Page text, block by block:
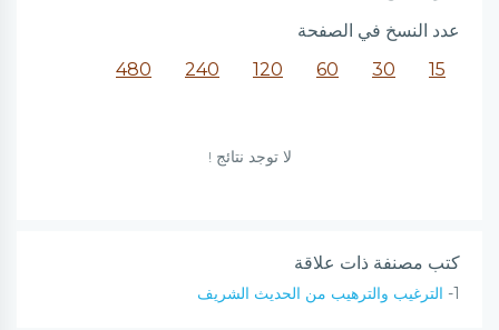
عدد النسخ في الصفحة
15
30
60
120
240
480
لا توجد نتائج !
كتب مصنفة ذات علاقة
1- الترغيب والترهيب من الحديث الشريف